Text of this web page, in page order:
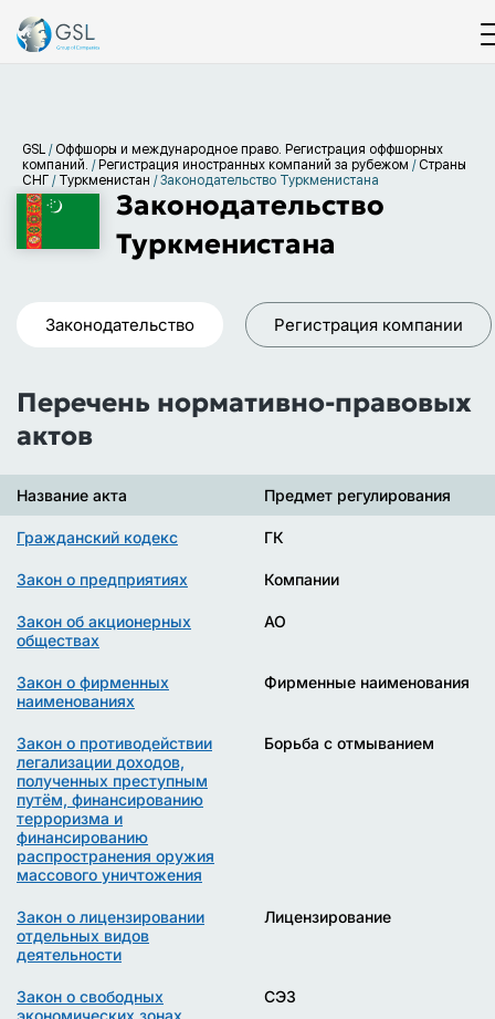
GSL / Оффшоры и международное право. Регистрация оффшорных
компаний. / Регистрация иностранных компаний за рубежом / Страны
СНГ / Туркменистан /Законодательство Туркменистана
Законодательство
Туркменистана
Регистрация компании
Законодательство
Перечень нормативно-правовых
актов
Название акта Предмет регулирования
Гражданский кодекс ГК
Закон о предприятиях Компании
Закон об акционерных
обществах
АО
Закон о фирменных
наименованиях
Фирменные наименования
Закон о противодействии
легализации доходов,
полученных преступным
путём, финансированию
терроризма и
финансированию
распространения оружия
массового уничтожения
Борьба с отмыванием
Закон о лицензировании
отдельных видов
деятельности
Лицензирование
Закон о свободных
экономических зонах
СЭЗ